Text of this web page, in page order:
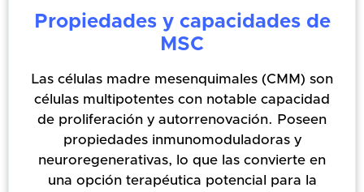
Propiedades y capacidades de
MSC
Las células madre mesenquimales (CMM) son
células multipotentes con notable capacidad
de proliferación y autorrenovación. Poseen
propiedades inmunomoduladoras y
neuroregenerativas, lo que las convierte en
una opción terapéutica potencial para la